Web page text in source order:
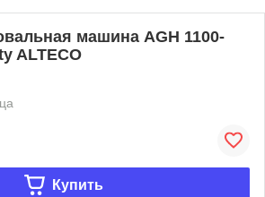
машина AGH 1100-
ALTECO
Купить